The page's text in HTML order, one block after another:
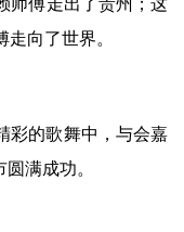
师傅走出了贵州；这
向了世界。
彩的歌舞中，与会嘉
满成功。